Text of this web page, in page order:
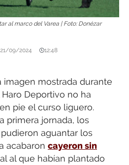
al marco del Varea | Foto: Donézar
21/09/2024 12:48
imagen mostrada durante
Deportivo no ha
pie el curso liguero.
primera jornada, los
aguantar los
acabaron cayeron sin
al que habían plantado